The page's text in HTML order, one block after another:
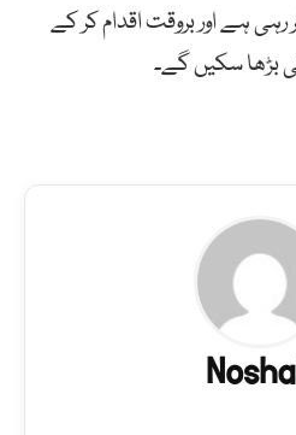
ہے اور بروقت اقدام کر کے
بڑھا سکیں گے۔